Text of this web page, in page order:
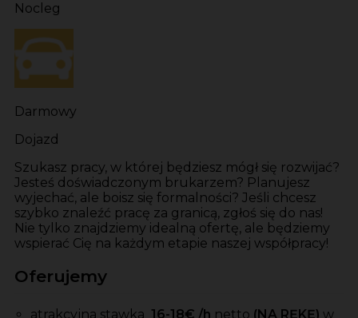
Nocleg
Darmowy
Dojazd
Szukasz pracy, w której będziesz mógł się rozwijać?
Jesteś doświadczonym brukarzem? Planujesz
wyjechać, ale boisz się formalności? Jeśli chcesz
szybko znaleźć pracę za granicą, zgłoś się do nas!
Nie tylko znajdziemy idealną ofertę, ale będziemy
wspierać Cię na każdym etapie naszej współpracy!
Oferujemy
atrakcyjna stawka 16-18€ /h netto (NA RĘKĘ) w